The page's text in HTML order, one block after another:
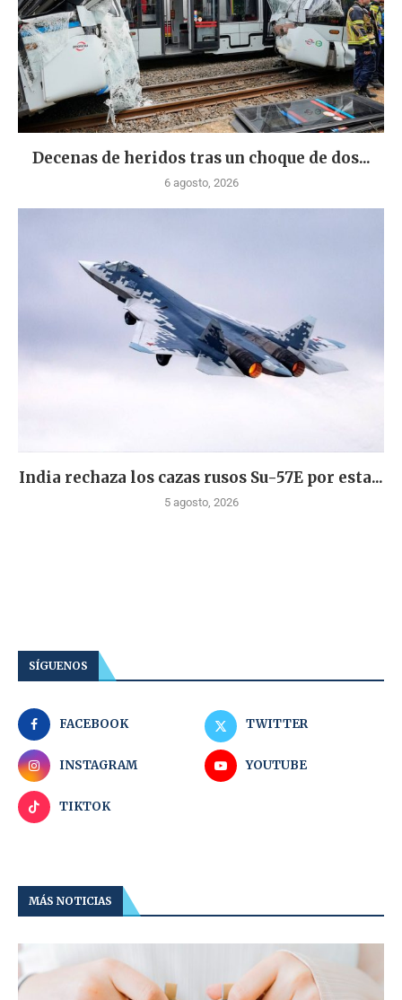
Decenas de heridos tras un choque de dos...
6 agosto, 2026
India rechaza los cazas rusos Su-57E por esta...
5 agosto, 2026
SÍGUENOS
FACEBOOK TWITTER
INSTAGRAM YOUTUBE
TIKTOK
MÁS NOTICIAS